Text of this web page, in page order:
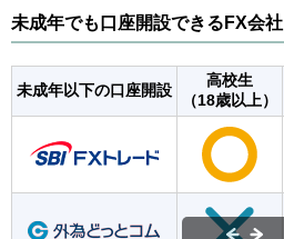
未成年でも口座開設できるFX会社
未成年以下の口座開設
高校生
（18歳以上）